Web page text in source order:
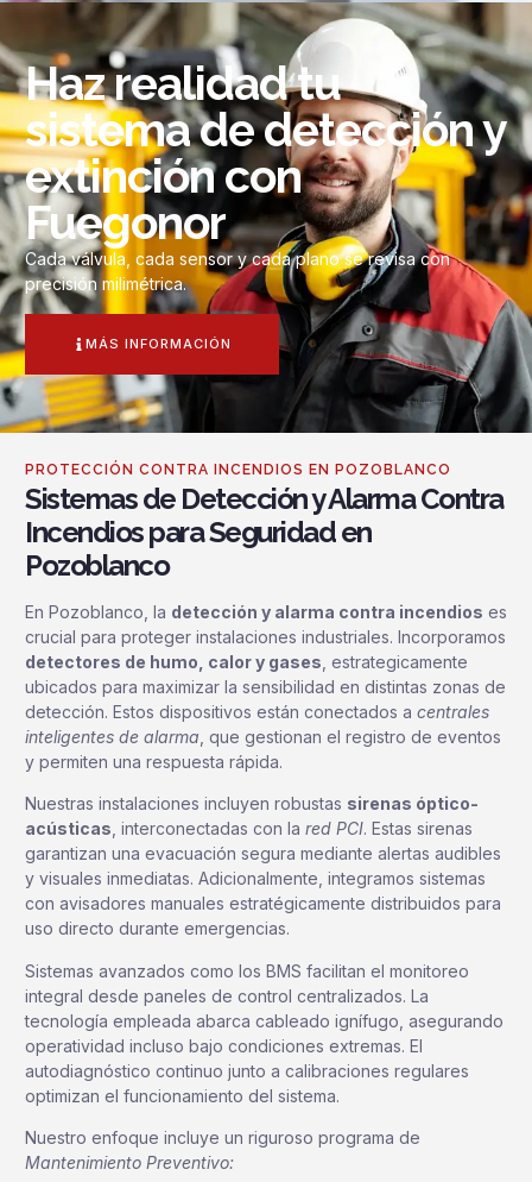
Haz realidad tu
sistema de detección y
extinción con
Fuegonor
Cada válvula, cada sensor y cada plano se revisa con
precisión milimétrica.
MÁS INFORMACIÓN
PROTECCIÓN CONTRA INCENDIOS EN POZOBLANCO
Sistemas de Detección y Alarma Contra
Incendios para Seguridad en
Pozoblanco
En Pozoblanco, la detección y alarma contra incendios es
crucial para proteger instalaciones industriales. Incorporamos
detectores de humo, calor y gases , estrategicamente
ubicados para maximizar la sensibilidad en distintas zonas de
detección. Estos dispositivos están conectados a centrales
inteligentes de alarma , que gestionan el registro de eventos
y permiten una respuesta rápida.
Nuestras instalaciones incluyen robustas sirenas óptico-
acústicas, interconectadas con la red PCI. Estas sirenas
garantizan una evacuación segura mediante alertas audibles
y visuales inmediatas. Adicionalmente, integramos sistemas
con avisadores manuales estratégicamente distribuidos para
uso directo durante emergencias.
Sistemas avanzados como los BMS facilitan el monitoreo
integral desde paneles de control centralizados. La
tecnología empleada abarca cableado ignífugo, asegurando
operatividad incluso bajo condiciones extremas. El
autodiagnóstico continuo junto a calibraciones regulares
optimizan el funcionamiento del sistema.
Nuestro enfoque incluye un riguroso programa de
Mantenimiento Preventivo: